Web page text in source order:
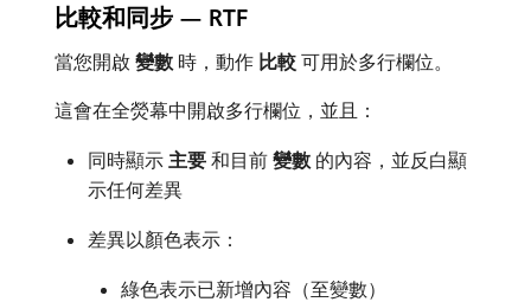
比較和同步 — RTF
當您開啟​ 變數 ​時，動作​ 比較 ​可用於多行欄位。
這會在全熒幕中開啟多行欄位，並且：
同時顯示​ 主要 ​和目前​ 變數 ​的內容，並反白顯
示任何差異
差異以顏色表示：
綠色表示已新增內容（至變數）